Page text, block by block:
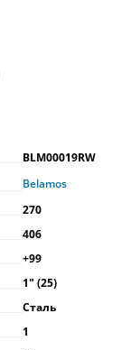
BLM00019RW
Belamos
270
406
+99
1ʺ (25)
Сталь
1